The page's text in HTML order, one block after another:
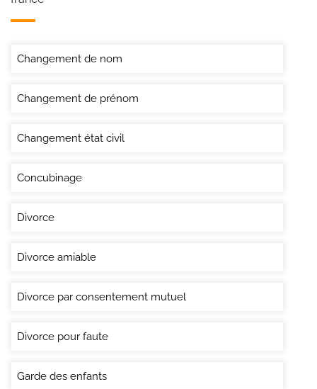
Changement de nom
Changement de prénom
Changement état civil
Concubinage
Divorce
Divorce amiable
Divorce par consentement mutuel
Divorce pour faute
Garde des enfants